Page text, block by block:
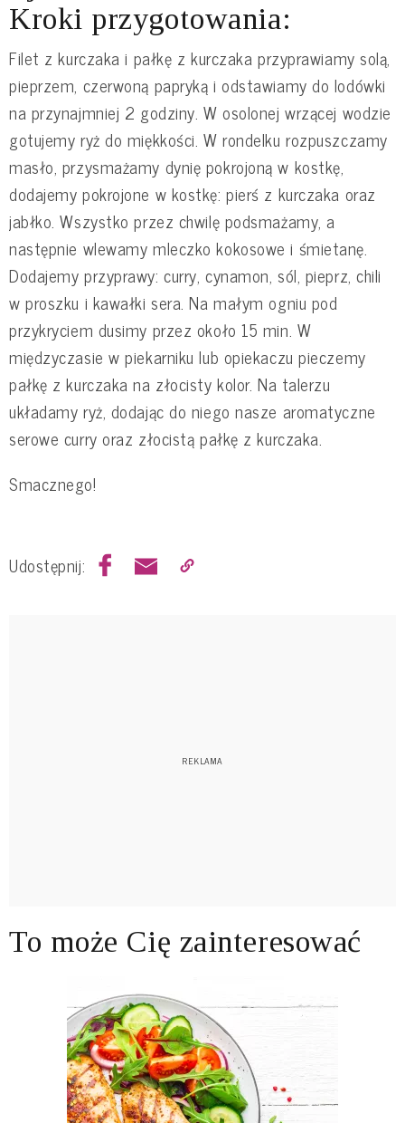
Kroki przygotowania:
Filet z kurczaka i pałkę z kurczaka przyprawiamy solą,
pieprzem, czerwoną papryką i odstawiamy do lodówki
na przynajmniej 2 godziny. W osolonej wrzącej wodzie
gotujemy ryż do miękkości. W rondelku rozpuszczamy
masło, przysmażamy dynię pokrojoną w kostkę,
dodajemy pokrojone w kostkę: pierś z kurczaka oraz
jabłko. Wszystko przez chwilę podsmażamy, a
następnie wlewamy mleczko kokosowe i śmietanę.
Dodajemy przyprawy: curry, cynamon, sól, pieprz, chili
w proszku i kawałki sera. Na małym ogniu pod
przykryciem dusimy przez około 15 min. W
międzyczasie w piekarniku lub opiekaczu pieczemy
pałkę z kurczaka na złocisty kolor. Na talerzu
układamy ryż, dodając do niego nasze aromatyczne
serowe curry oraz złocistą pałkę z kurczaka.
Smacznego!
Udostępnij:
To może Cię zainteresować